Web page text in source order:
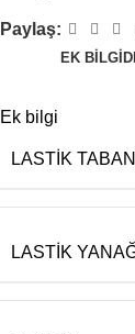
Paylaş:
EK BILGI
Ek bilgi
LASTIK TABANI
LASTIK